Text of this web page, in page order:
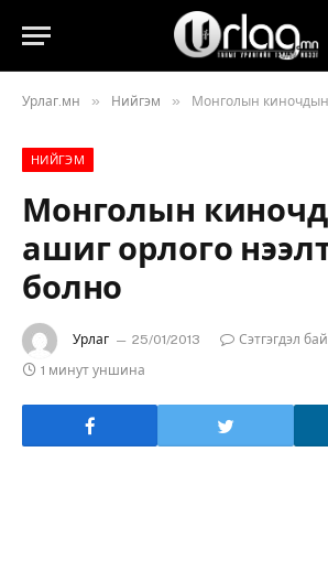
Урлаг.мн » Нийгэм » Монголын киночдын
НИЙГЭМ
Монголын
ашиг орлого
болно
Урлаг 25/01/2013
Сэтгэгдэл
1 минут уншина